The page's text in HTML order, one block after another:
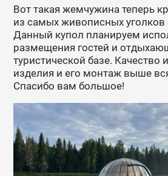
Вот такая жемчужина теперь
из самых живописных уголков
Данный купол планируем
размещения гостей и
туристической базе. Качество
изделия и его монтаж выше
Спасибо вам большое!